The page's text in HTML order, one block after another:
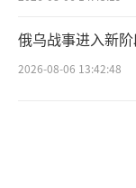
要角色，而
呼应了这种自
两岸共同的资
平稳定，不
俄乌战事进入新
2026-08-06 13:42:48